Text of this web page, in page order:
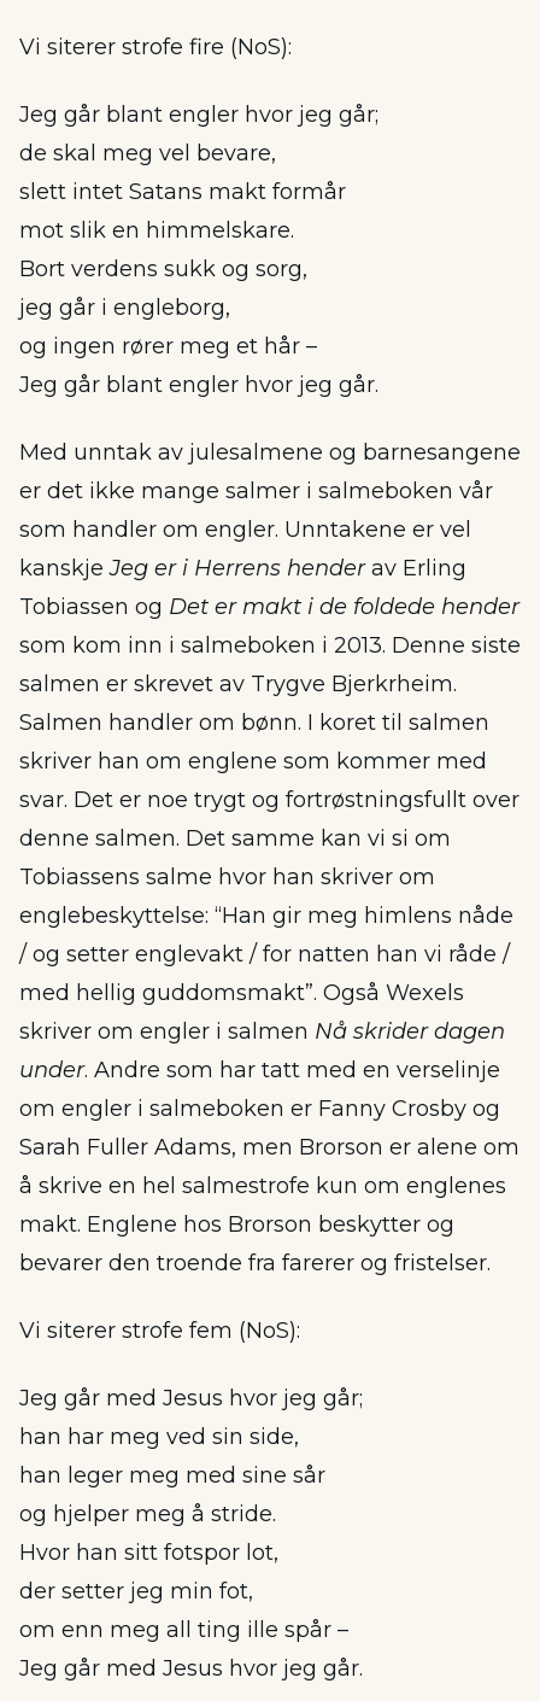
Vi siterer strofe fire (NoS):
Jeg går blant engler hvor jeg går;
de skal meg vel bevare,
slett intet Satans makt formår
mot slik en himmelskare.
Bort verdens sukk og sorg,
jeg går i engleborg,
og ingen rører meg et hår –
Jeg går blant engler hvor jeg går.
Med unntak av julesalmene og barnesangene
er det ikke mange salmer i salmeboken vår
som handler om engler. Unntakene er vel
kanskjeJeg er i Herrens henderav Erling
Tobiassen og Det er makt i de foldede hender
som kom inn i salmeboken i 2013. Denne siste
salmen er skrevet av Trygve Bjerkrheim.
Salmen handler om bønn. I koret til salmen
skriver han om englene som kommer med
svar. Det er noe trygt og fortrøstningsfullt over
denne salmen. Det samme kan vi si om
Tobiassens salme hvor han skriver om
englebeskyttelse: “Han gir meg himlens nåde
/ og setter englevakt / for natten han vi råde /
med hellig guddomsmakt”. Også Wexels
skriver om engler i salmen Nå skrider dagen
under. Andre som har tatt med en verselinje
om engler i salmeboken er Fanny Crosby og
Sarah Fuller Adams, men Brorson er alene om
å skrive en hel salmestrofe kun om englenes
makt. Englene hos Brorson beskytter og
bevarer den troende fra farerer og fristelser.
Vi siterer strofe fem (NoS):
Jeg går med Jesus hvor jeg går;
han har meg ved sin side,
han leger meg med sine sår
og hjelper meg å stride.
Hvor han sitt fotspor lot,
der setter jeg min fot,
om enn meg all ting ille spår –
Jeg går med Jesus hvor jeg går.